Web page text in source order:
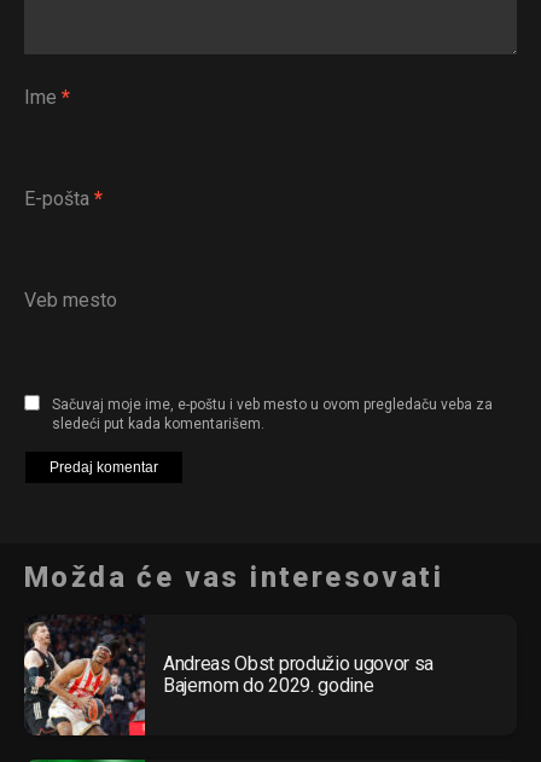
Ime *
E-pošta *
Veb mesto
Sačuvaj moje ime, e-poštu i veb mesto u ovom pregledaču veba za
sledeći put kada komentarišem.
Možda će vas interesovati
Andreas Obst produžio ugovor sa
Bajernom do 2029. godine